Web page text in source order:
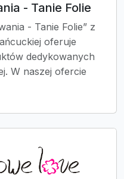
- Tanie Folie
- Tanie Folie” z
oferuje
dedykowanych
W naszej ofercie